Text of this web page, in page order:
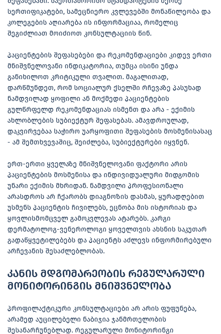
სერთიფიკატები, სამეცნიერო კვლევებში მონაწილეობა და
კოლეგების აღიარება ის ინფორმაციაა, რომელიც
შეგიძლიათ მოიძიოთ კონსულტაციის წინ.
პაციენტების შეფასებები და რეკომენდაციები კიდევ ერთი
მნიშვნელოვანი ინდიკატორია, თუმცა ისინი უნდა
განიხილოთ კრიტიკული თვალით. მაგალითად,
დარწმუნდეთ, რომ სოციალურ ქსელში რჩევაზე პასუხად
ნამდვილად ყოფილი ან მოქმედი პაციენტების
გულწრფელდ რეკომენდაციას ისმენთ და არა - ექიმის
ახლობლების სუბიექტურ შეფასებას. ამავდროულად,
დაკვირვებაა საჭირო უარყოფითი შეფასების მოსმენისასაც
- ამ შემთხვევაშიც, შეიძლება, სუბიექტურები იყვნენ.
ერთ-ერთი ყველაზე მნიშვნელოვანი ფაქტორი არის
პაციენტების მოსმენისა და ინდივიდუალური მიდგომის
უნარი ექიმის მხრიდან. ნამდვილი პროფესიონალი
არასდროს არ ჩქარობს დიაგნოზის დასმას, ყურადღებით
უსმენს პაციენტის ჩივილებს, ეცნობა მის ისტორიას და
ყოვლისმომცველ გამოკვლევას ატარებს. კარგი
დერმატოლოგ-ვენეროლოგი ყოველთვის ახსნის საკუთარ
გადაწყვეტილებებს და პაციენტს აძლევს ინფორმირებული
არჩევანის შესაძლებლობას.
კანის მდგომარეობის რეგულარული
მონიტორინგის მნიშვნელობა
პროფილაქტიკური კონსულტაციები არ არის ფუფუნება,
არამედ აუცილებელი ნაბიჯია ჯანმრთელობის
შესანარჩუნებლად. რეგულარული მონიტორინგი